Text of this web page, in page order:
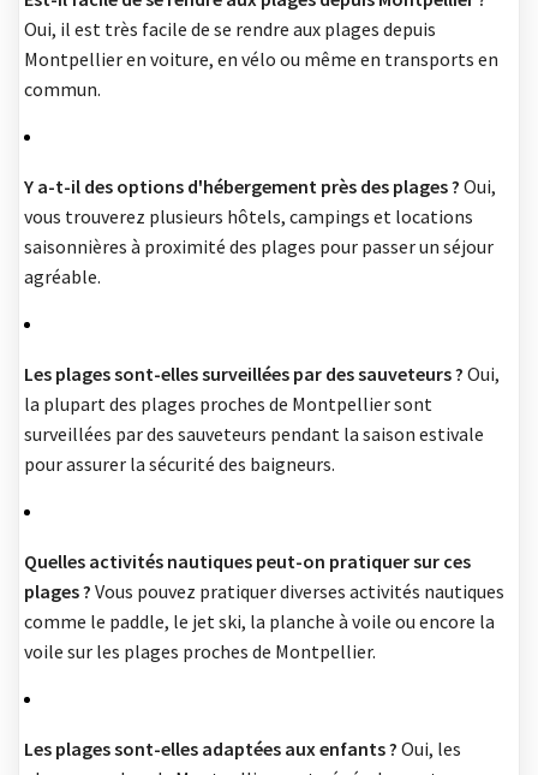
Oui, il est très facile de se rendre aux plages depuis
Montpellier en voiture, en vélo ou même en transports en
commun.
Y a-t-il des options d'hébergement près des plages ? Oui,
vous trouverez plusieurs hôtels, campings et locations
saisonnières à proximité des plages pour passer un séjour
agréable.
Les plages sont-elles surveillées par des sauveteurs ? Oui,
la plupart des plages proches de Montpellier sont
surveillées par des sauveteurs pendant la saison estivale
pour assurer la sécurité des baigneurs.
Quelles activités nautiques peut-on pratiquer sur ces
plages ? Vous pouvez pratiquer diverses activités nautiques
comme le paddle, le jet ski, la planche à voile ou encore la
voile sur les plages proches de Montpellier.
Les plages sont-elles adaptées aux enfants ? Oui, les